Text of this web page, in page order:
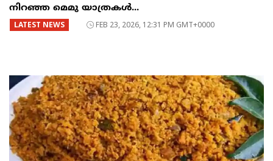
നിറഞ്ഞ മെമു യാത്രകൾ...
LATEST NEWS FEB 23, 2026, 12:31 PM GMT+0000